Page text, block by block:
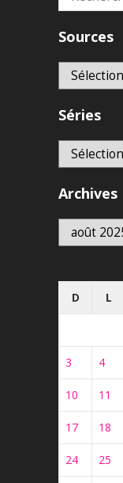
Sources
Séries
Archives
Archives
D
L
3 4
10 11
17 18
24 25